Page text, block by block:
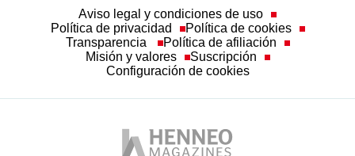
Aviso legal y condiciones de uso
Política de privacidad
Política de cookies
Transparencia
Política de afiliación
Misión y valores
Suscripción
Configuración de cookies